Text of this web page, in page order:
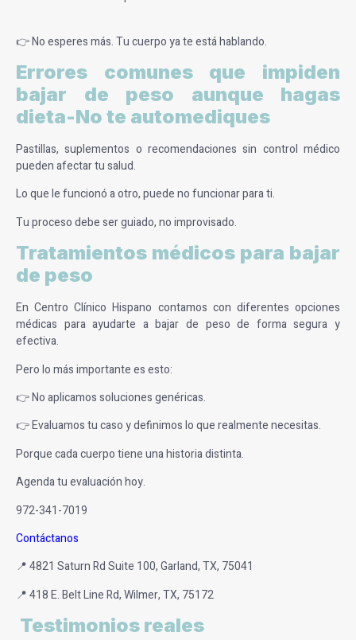
👉 No esperes más. Tu cuerpo ya te está hablando.
Errores comunes que impiden
bajar de peso aunque hagas
dieta-No te automediques
Pastillas, suplementos o recomendaciones sin control médico
pueden afectar tu salud.
Lo que le funcionó a otro, puede no funcionar para ti.
Tu proceso debe ser guiado, no improvisado.
Tratamientos médicos para bajar
de peso
En Centro Clínico Hispano contamos con diferentes opciones
médicas para ayudarte a bajar de peso de forma segura y
efectiva.
Pero lo más importante es esto:
👉 No aplicamos soluciones genéricas.
👉 Evaluamos tu caso y definimos lo que realmente necesitas.
Porque cada cuerpo tiene una historia distinta.
Agenda tu evaluación hoy.
972-341-7019
Contáctanos
📍 4821 Saturn Rd Suite 100, Garland, TX, 75041
📍 418 E. Belt Line Rd, Wilmer, TX, 75172
Testimonios reales